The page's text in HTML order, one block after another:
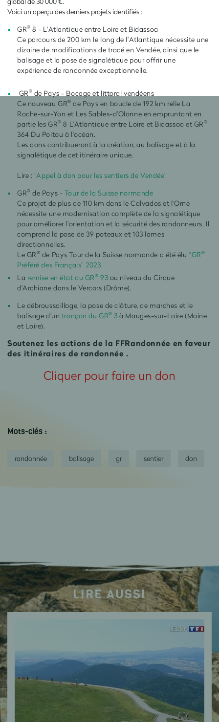
Voici un aperçu des derniers projets identifiés :
GR® 8 - L'Atlantique entre Loire et Bidassoa
Ce parcours de 200 km le long de l'Atlantique nécessite une
dizaine de modifications de tracé en Vendée, ainsi que le
balisage et la pose de signalétique pour offrir une
expérience de randonnée exceptionnelle.
GR® de Pays - Bocage et littoral vendéens
Ce nouveau GR® de Pays en boucle de 192 km relie La
Roche-sur-Yon et Les Sables-d'Olonne en empruntant en
partie les GR® 8 L'Atlantique entre Loire et Bidassoa et GR®
364 Du Poitou à l'océan.
Les dons contribueront à la création, au balisage et à la
signalétique de cet itinéraire unique.
Lire : “Appel à don pour les sentiers de Vendée“
GR® de Pays - Tour de la Suisse normande
Ce projet de plus de 110 km dans le Calvados et l'Orne
nécessite une modernisation complète de la signalétique
pour améliorer l'orientation et la sécurité des randonneurs. Il
comprend la pose de 39 poteaux et 103 lames
directionnelles.
Le GR® de Pays Tour de la Suisse normande a été élu“GR®
Préféré des Français” 2023
La remise en état du GR® 93 au niveau du Cirque
d'Archiane dans le Vercors (Drôme).
Le débroussaillage, la pose de clôture, de marches et le
balisage d’un tronçon du GR® 3 à Mauges-sur-Loire (Maine
et Loire).
Soutenez les actions de la FFRandonnée en faveur
des itinéraires de randonnée .
Cliquer pour faire un don
Mots-clés :
randonnée balisage gr sentier don
LIRE AUSSI